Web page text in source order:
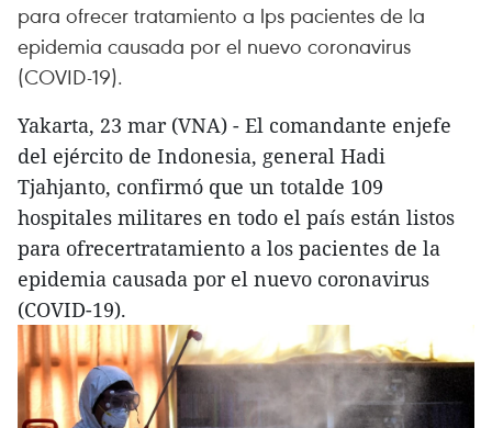
para ofrecer tratamiento a lps pacientes de la
epidemia causada por el nuevo coronavirus
(COVID-19).
Yakarta, 23 mar (VNA) - El comandante enjefe
del ejército de Indonesia, general Hadi
Tjahjanto, confirmó que un totalde 109
hospitales militares en todo el país están listos
para ofrecertratamiento a los pacientes de la
epidemia causada por el nuevo coronavirus
(COVID-19).